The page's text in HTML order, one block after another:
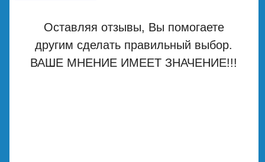
Оставляя отзывы, Вы помогаете
другим сделать правильный выбор.
ВАШЕ МНЕНИЕ ИМЕЕТ ЗНАЧЕНИЕ!!!